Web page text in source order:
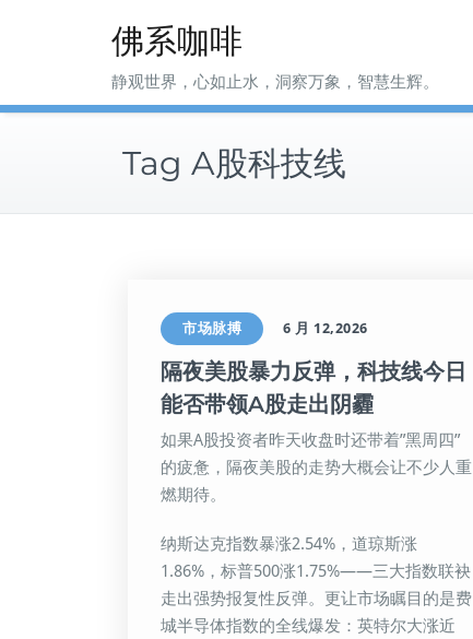
佛系咖啡
静观世界，心如止水，洞察万象，智慧生辉。
Tag A股科技线
市场脉搏 6 月 12,2026
隔夜美股暴力反弹，科技线今日
能否带领A股走出阴霾
如果A股投资者昨天收盘时还带着”黑周四”
的疲惫，隔夜美股的走势大概会让不少人重
燃期待。
纳斯达克指数暴涨2.54%，道琼斯涨
1.86%，标普500涨1.75%——三大指数联袂
走出强势报复性反弹。更让市场瞩目的是费
城半导体指数的全线爆发：英特尔大涨近